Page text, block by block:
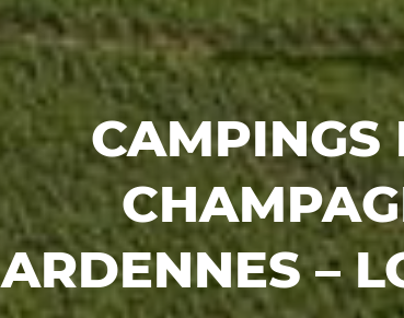
CAMPINGS
ARDENNES –